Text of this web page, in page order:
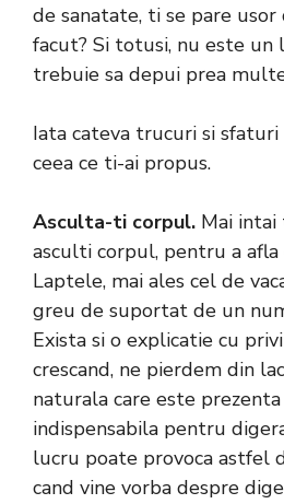
de sanatate, ti se pare usor
facut? Si totusi, nu este un
trebuie sa depui prea
Iata cateva trucuri si
ceea ce ti-ai propus.
Asculta-ti corpul. Mai
asculti corpul, pentru a afla
Laptele, mai ales cel de
greu de suportat de un
Exista si o explicatie cu
crescand, ne pierdem din
naturala care este
indispensabila pentru
lucru poate provoca astfel
cand vine vorba despre